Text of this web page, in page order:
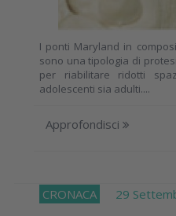
I ponti Maryland in
sono una tipologia di
per riabilitare ridotti
adolescenti sia adulti....
Approfondisci
CRONACA 29